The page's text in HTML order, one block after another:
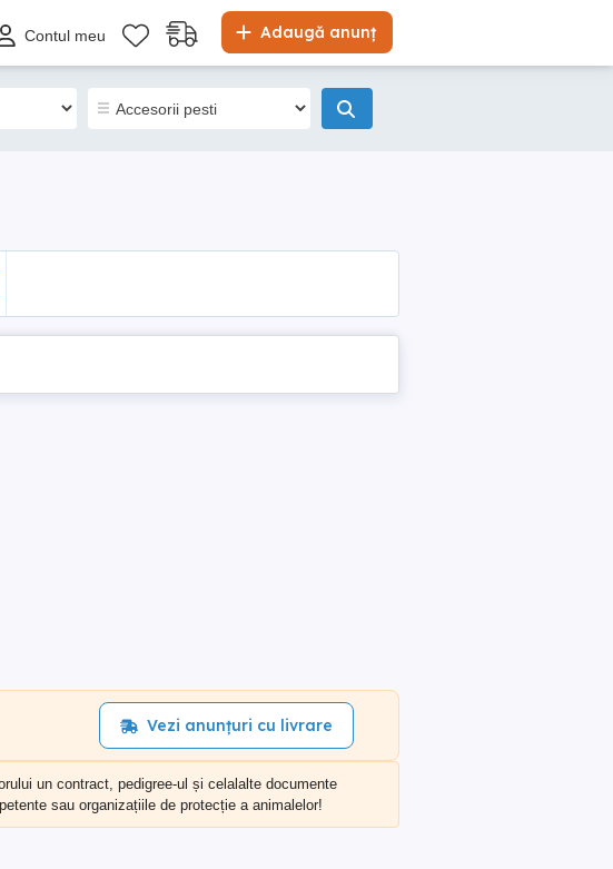
Adaugă anunț
Contul meu
Vezi anunțuri cu livrare
un contract, pedigree-ul și celalalte documente
sau organizațiile de protecție a animalelor!